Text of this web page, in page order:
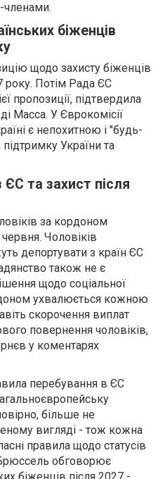
членами.
біженців
щодо захисту біженців
року. Потім Рада ЄС
пропозиції, підтвердила
Масса. У Єврокомісії
є непохитною і "будь-
України та
ЄС та захист після
за кордоном
Чоловіків
депортувати з країн ЄС
також не є
щодо соціальної
ухвалюється кожною
скорочення виплат
повернення чоловіків,
у коментарях
перебування в ЄС
більше не
вигляді - тож кожна
правила щодо статусів
обговорює